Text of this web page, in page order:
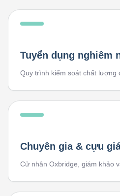
Tuyển dụng nghiêm
Quy trình kiểm soát chất lượng
Chuyên gia & cựu
Cử nhân Oxbridge, giám khảo